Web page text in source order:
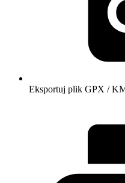
Eksportuj plik GPX /